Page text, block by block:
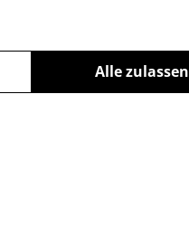
Alle zulassen